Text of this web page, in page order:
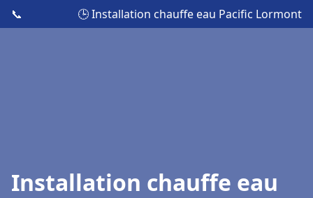
📞 🕒 Installation chauffe eau Pacific Lormont
Installation chauffe eau